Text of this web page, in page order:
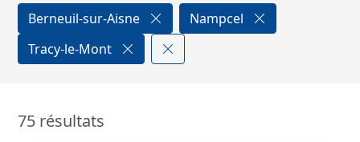
Berneuil-sur-Aisne
Nampcel
Tracy-le-Mont
75 résultats